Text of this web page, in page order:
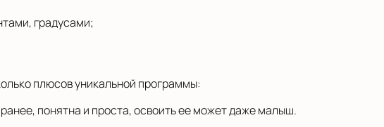
градусами;
плюсов уникальной программы:
понятна и проста, освоить ее может даже малыш.